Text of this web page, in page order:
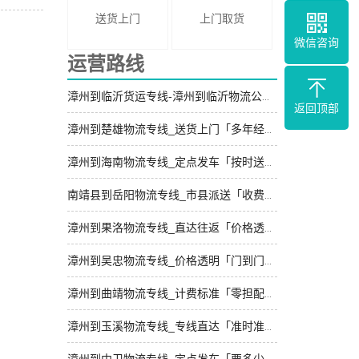
送货上门 上门取货
运营路线
漳州到临沂货运专线-漳州到临沂物流公司_直达往返「门到门配送」
漳州到楚雄物流专线_送货上门「多年经验」
漳州到海南物流专线_定点发车「按时送达」
南靖县到岳阳物流专线_市县派送「收费标准」
漳州到果洛物流专线_直达往返「价格透明」
漳州到吴忠物流专线_价格透明「门到门接送」
漳州到曲靖物流专线_计费标准「零担配货」
漳州到玉溪物流专线_专线直达「准时准点」
微信咨询
返回顶部